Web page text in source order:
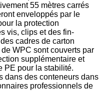
55 mètres carrés
enveloppés par le
la protection
vis, clips et des fin-
cadres de carton
WPC sont couverts par
supplémentaire et
PE pour la stabilité.
dans des conteneurs dans
professionnels de